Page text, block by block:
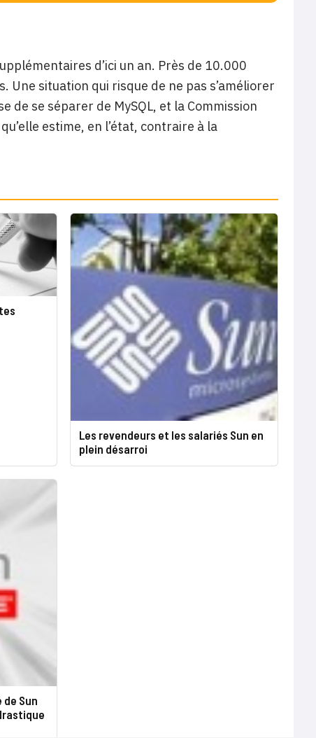
d’ici un an. Près de 10.000
Une situation qui risque de ne pas s’améliorer
se séparer de MySQL, et la Commission
estime, en l’état, contraire à la
Les revendeurs et les salariés Sun en
plein désarroi
Sun